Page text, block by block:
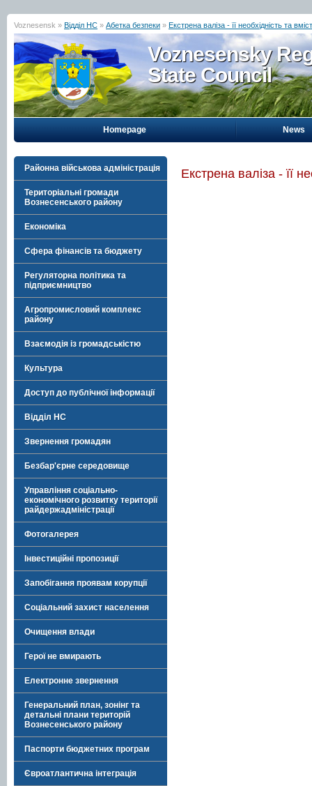
Voznesensk » Відділ НС » Абетка безпеки » Екстрена валіза - її необхідність та
Voznesensky
State Council
Homepage News
Районна військова адміністрація
Територіальні громади
Вознесенського району
Економіка
Сфера фінансів та бюджету
Регуляторна політика та
підприємництво
Агропромисловий комплекс
району
Взаємодія із громадськістю
Культура
Доступ до публічної інформації
Відділ НС
Звернення громадян
Безбар'єрне середовище
Управління соціально-
економічного розвитку території
райдержадміністрації
Фотогалерея
Інвестиційні пропозиції
Запобігання проявам корупції
Соціальний захист населення
Очищення влади
Герої не вмирають
Електронне звернення
Генеральний план, зонінг та
детальні плани територій
Вознесенського району
Паспорти бюджетних програм
Євроатлантична інтеграція
Екстрена валіза - її